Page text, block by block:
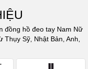
đồng hồ đeo tay Nam Nữ
Sỹ, Nhật Bản, Anh,